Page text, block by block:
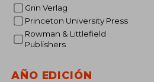
Grin Verlag
Princeton University Press
Rowman & Littlefield
Publishers
AÑO EDICIÓN